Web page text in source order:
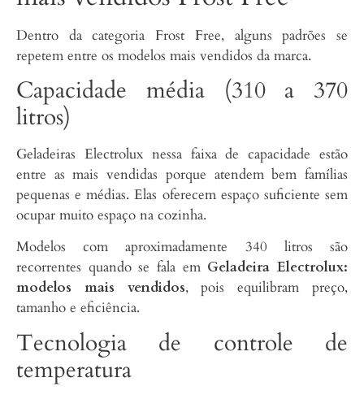
Dentro da categoria Frost Free, alguns padrões se
repetem entre os modelos mais vendidos da marca.
Capacidade média (310 a 370
litros)
Geladeiras Electrolux nessa faixa de capacidade estão
entre as mais vendidas porque atendem bem famílias
pequenas e médias. Elas oferecem espaço suficiente sem
ocupar muito espaço na cozinha.
Modelos com aproximadamente 340 litros são
recorrentes quando se fala em Geladeira Electrolux:
modelos mais vendidos, pois equilibram preço,
tamanho e eficiência.
Tecnologia de controle de
temperatura